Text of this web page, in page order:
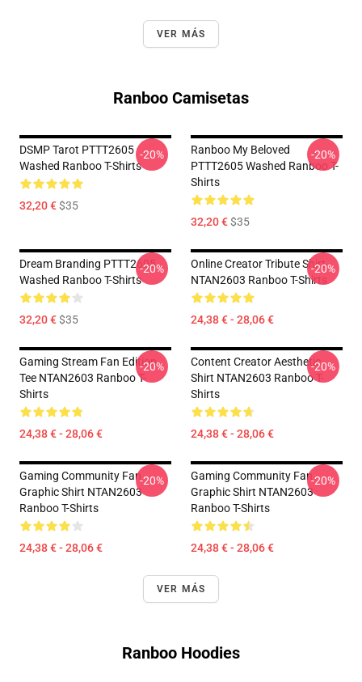
VER MÁS
Ranboo Camisetas
DSMP Tarot PTTT2605
Washed Ranboo T-Shirts
32,20 €$35
-20%
Ranboo My Beloved
PTTT2605 Washed Ranboo T-
Shirts
32,20 €$35
-20%
Dream Branding PTTT2605
Washed Ranboo T-Shirts
32,20 €$35
-20%
Online Creator Tribute Shirt
NTAN2603 Ranboo T-Shirts
24,38 € - 28,06 €
-20%
Gaming Stream Fan Edition
Tee NTAN2603 Ranboo T-
Shirts
24,38 € - 28,06 €
-20%
Content Creator Aesthetic
Shirt NTAN2603 Ranboo T-
Shirts
24,38 € - 28,06 €
-20%
Gaming Community Fan
Graphic Shirt NTAN2603
Ranboo T-Shirts
24,38 € - 28,06 €
-20%
Gaming Community Fan
Graphic Shirt NTAN2603
Ranboo T-Shirts
24,38 € - 28,06 €
-20%
VER MÁS
Ranboo Hoodies